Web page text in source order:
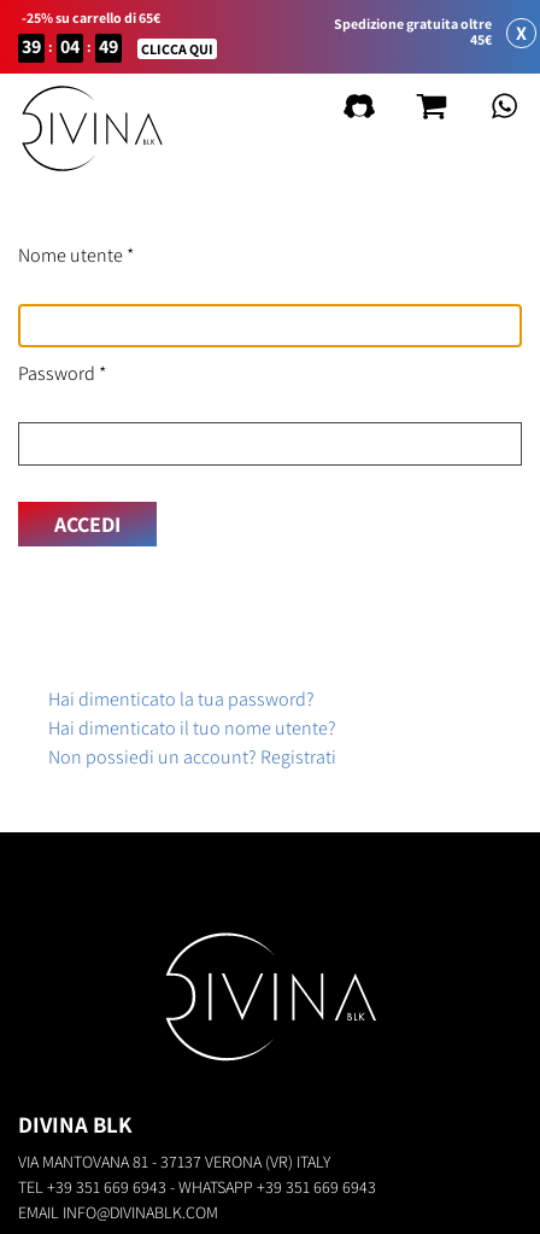
-25% su carrello di 65€
39 : 04 : 49 CLICCA QUI
Spedizione gratuita oltre
45€
X
Nome utente*
Password *
ACCEDI
Hai dimenticato la tua password?
Hai dimenticato il tuo nome utente?
Non possiedi un account? Registrati
DIVINA BLK
VIA MANTOVANA 81 - 37137 VERONA (VR) ITALY
TEL +39 351 669 6943 - WHATSAPP +39 351 669 6943
EMAIL INFO@DIVINABLK.COM